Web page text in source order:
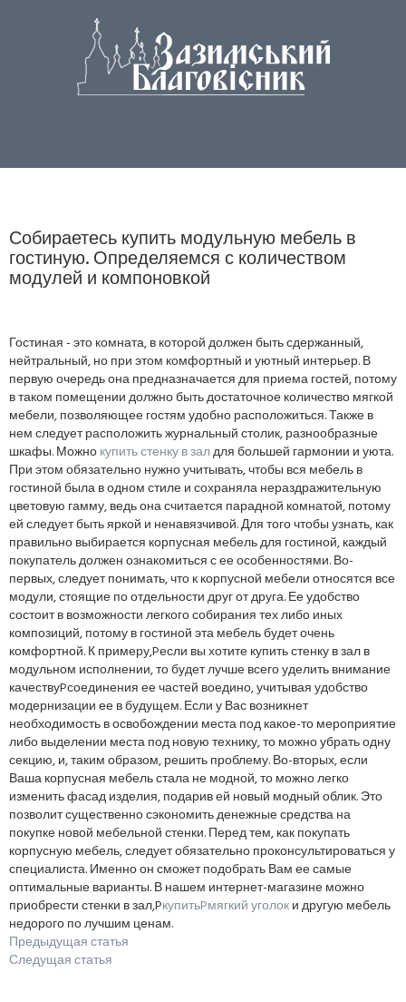
Собираетесь купить модульную мебель в
гостиную. Определяемся с количеством
модулей и компоновкой
Гостиная - это комната, в которой должен быть сдержанный,
нейтральный, но при этом комфортный и уютный интерьер. В
первую очередь она предназначается для приема гостей, потому
в таком помещении должно быть достаточное количество мягкой
мебели, позволяющее гостям удобно расположиться. Также в
нем следует расположить журнальный столик, разнообразные
шкафы. Можнокупить стенку в залдля большей гармонии и уюта.
При этом обязательно нужно учитывать, чтобы вся мебель в
гостиной была в одном стиле и сохраняла нераздражительную
цветовую гамму, ведь она считается парадной комнатой, потому
ей следует быть яркой и ненавязчивой. Для того чтобы узнать, как
правильно выбирается корпусная мебель для гостиной, каждый
покупатель должен ознакомиться с ее особенностями. Во-
первых, следует понимать, что к корпусной мебели относятся все
модули, стоящие по отдельности друг от друга. Ее удобство
состоит в возможности легкого собирания тех либо иных
композиций, потому в гостиной эта мебель будет очень
комфортной. К примеру,Pесли вы хотите купить стенку в зал в
модульном исполнении, то будет лучше всего уделить внимание
качествуPсоединения ее частей воедино, учитывая удобство
модернизации ее в будущем. Если у Вас возникнет
необходимость в освобождении места под какое-то мероприятие
либо выделении места под новую технику, то можно убрать одну
секцию, и, таким образом, решить проблему. Во-вторых, если
Ваша корпусная мебель стала не модной, то можно легко
изменить фасад изделия, подарив ей новый модный облик. Это
позволит существенно сэкономить денежные средства на
покупке новой мебельной стенки. Перед тем, как покупать
корпусную мебель, следует обязательно проконсультироваться у
специалиста. Именно он сможет подобрать Вам ее самые
оптимальные варианты. В нашем интернет-магазине можно
приобрести стенки в зал,PкупитьPмягкий уголоки другую мебель
недорого по лучшим ценам.
Предыдущая статья
Следущая статья